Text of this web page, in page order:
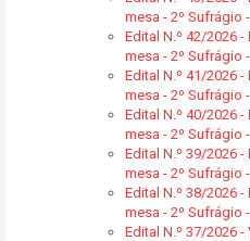
mesa - 2º Sufrágio -
Edital N.º 42/2026
mesa - 2º Sufrágio
Edital N.º 41/2026
mesa - 2º Sufrágio
Edital N.º 40/2026
mesa - 2º Sufrágio
Edital N.º 39/2026
mesa - 2º Sufrágio
Edital N.º 38/2026
mesa - 2º Sufrágio
Edital N.º 37/2026